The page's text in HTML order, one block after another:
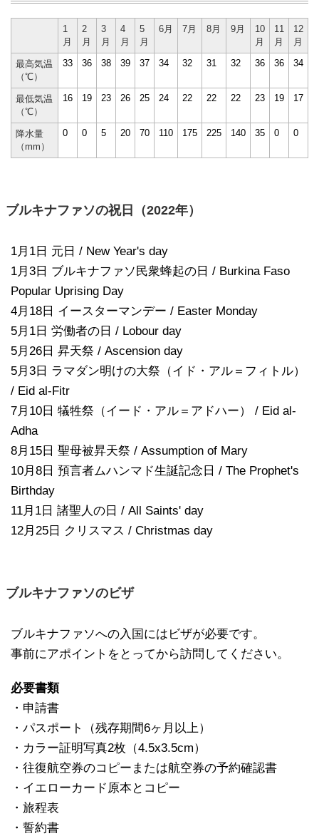
1
月
2
月
3
月
4
月
5
月
6月 7月 8月 9月
10
月
11
月
12
月
最高気温
（℃）
33 36 38 39 37 34 32 31 32 36 36 34
最低気温
（℃）
16 19 23 26 25 24 22 22 22 23 19 17
降水量
（mm）
0 0 5 20 70 110 175 225 140 35 0 0
ブルキナファソの祝日（2022年）
1月1日 元日 / New Year's day
1月3日 ブルキナファソ民衆蜂起の日 / Burkina Faso
Popular Uprising Day
4月18日 イースターマンデー / Easter Monday
5月1日 労働者の日 / Lobour day
5月26日 昇天祭 / Ascension day
5月3日 ラマダン明けの大祭（イド・アル＝フィトル）
/ Eid al-Fitr
7月10日 犠牲祭（イード・アル＝アドハー） / Eid al-
Adha
8月15日 聖母被昇天祭 / Assumption of Mary
10月8日 預言者ムハンマド生誕記念日 / The Prophet's
Birthday
11月1日 諸聖人の日 / All Saints' day
12月25日 クリスマス / Christmas day
ブルキナファソのビザ
ブルキナファソへの入国にはビザが必要です。
事前にアポイントをとってから訪問してください。
必要書類
・申請書
・パスポート（残存期間6ヶ月以上）
・カラー証明写真2枚（4.5x3.5cm）
・往復航空券のコピーまたは航空券の予約確認書
・イエローカード原本とコピー
・旅程表
・誓約書